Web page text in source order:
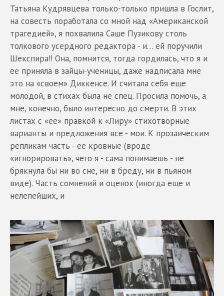
Татьяна Кудрявцева только-только пришла в Гослит,
на совесть поработала со мной над «Американской
трагедией», я похвалила Саше Пузикову столь
толкового усердного редактора - и… ей поручили
Шекспира!! Она, помнится, тогда гордилась, что я и
ее приняла в зайцы-ученицы, даже надписала мне
это на «своем» Диккенсе. И считала себя еще
молодой, в стихах была не спец. Просила помочь, а
мне, конечно, было интересно до смерти. В этих
листах с «ее» правкой к «Лиру» стихотворные
варианты и предложения все - мои. К прозаическим
репликам часть - ее кровные (вроде
«игнорировать», чего я - сама понимаешь - не
брякнула бы ни во сне, ни в бреду, ни в пьяном
виде). Часть сомнений и оценок (иногда еще и
нелепейших, и